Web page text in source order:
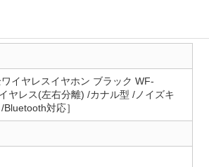
ワイヤレスイヤホン ブラック WF-
ヤレス(左右分離) /カナル型 /ノイズキ
対応］